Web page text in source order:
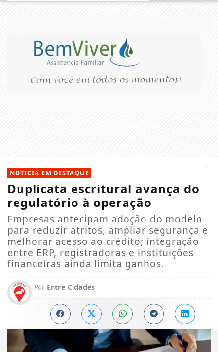
NOTICIA EM DESTAQUE
Duplicata escritural avança do
regulatório à operação
Empresas antecipam adoção do modelo
para reduzir atritos, ampliar segurança e
melhorar acesso ao crédito; integração
entre ERP, registradoras e instituições
financeiras ainda limita ganhos.
Por Entre Cidades